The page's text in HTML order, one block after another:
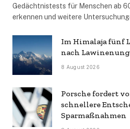
Gedächtnistests für Menschen ab
erkennen und weitere
Im Himalaja fünf
nach
8 August 2026
Porsche fordert
schnellere
Sparmaßnahmen